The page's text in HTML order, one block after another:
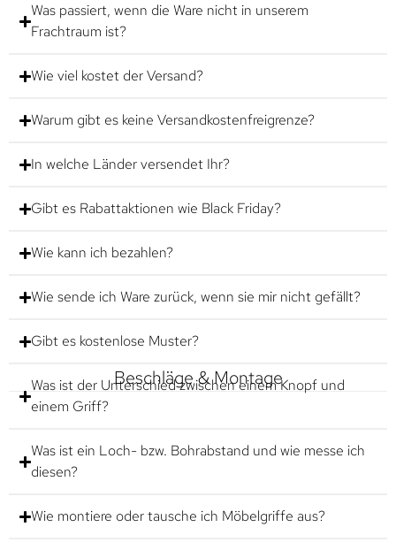
Was passiert, wenn die Ware nicht in unserem
Frachtraum ist?
Wie viel kostet der Versand?
Warum gibt es keine Versandkostenfreigrenze?
In welche Länder versendet Ihr?
Gibt es Rabattaktionen wie Black Friday?
Wie kann ich bezahlen?
Wie sende ich Ware zurück, wenn sie mir nicht gefällt?
Gibt es kostenlose Muster?
Beschläge & Montage
Was ist der Unterschied zwischen einem Knopf und
einem Griff?
Was ist ein Loch- bzw. Bohrabstand und wie messe ich
diesen?
Wie montiere oder tausche ich Möbelgriffe aus?